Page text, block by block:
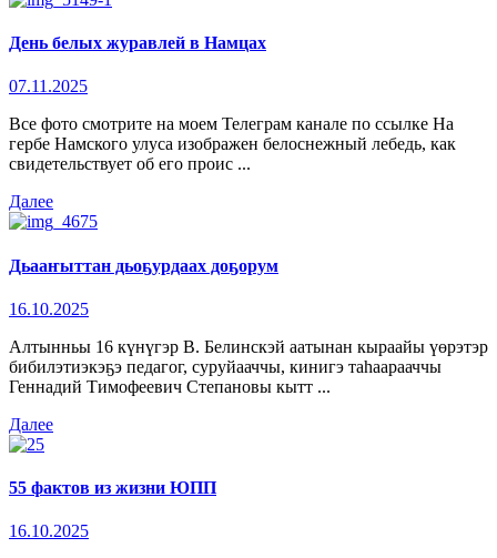
День белых журавлей в Намцах
07.11.2025
Все фото смотрите на моем Телеграм канале по ссылке На
гербе Намского улуса изображен белоснежный лебедь, как
свидетельствует об его проис ...
Далее
Дьааҥыттан дьоҕурдаах доҕорум
16.10.2025
Алтынньы 16 күнүгэр В. Белинскэй аатынан кыраайы үөрэтэр
бибилэтиэкэҕэ педагог, суруйааччы, кинигэ таһаарааччы
Геннадий Тимофеевич Степановы кытт ...
Далее
55 фактов из жизни ЮПП
16.10.2025